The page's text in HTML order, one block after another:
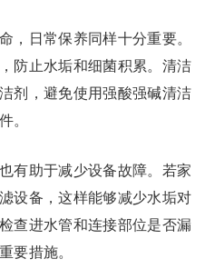
，日常保养同样十分重要。
防止水垢和细菌积累。清洁
剂，避免使用强酸强碱清洁
。
有助于减少设备故障。若家
设备，这样能够减少水垢对
查进水管和连接部位是否漏
要措施。